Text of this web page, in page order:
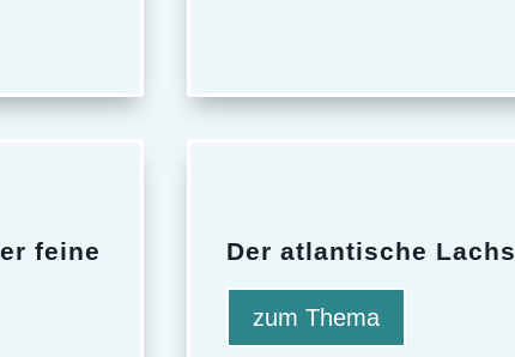
feine
Der atlantische Lachs
zum Thema